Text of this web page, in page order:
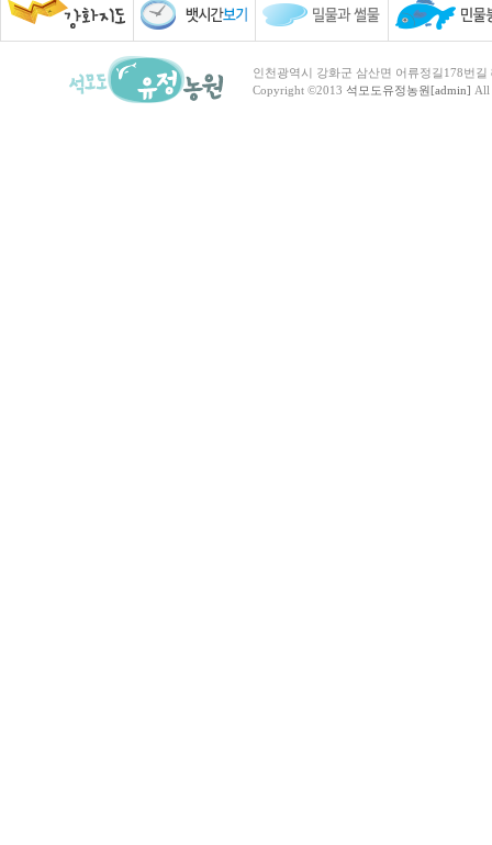
인천광역시 강화군 삼산면 어류정길178번
Copyright ©2013 석모도유정농원[admin] All